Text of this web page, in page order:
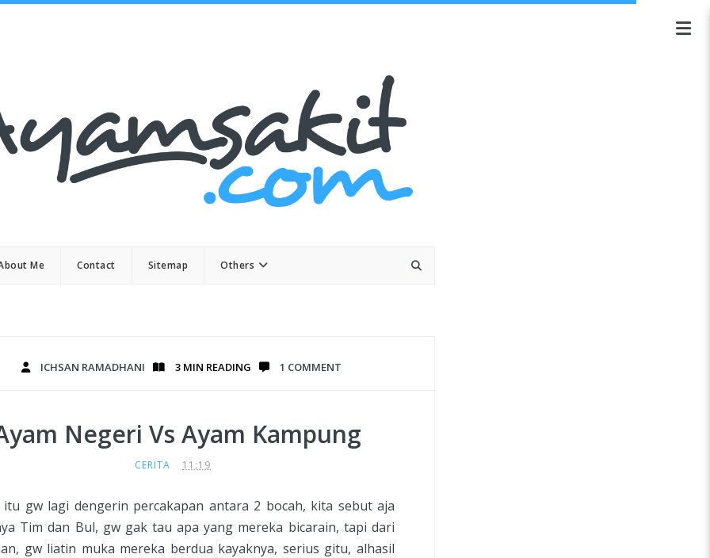
Me Contact Sitemap Others
Negeri Vs Ayam Kampung
CERITA 11:19
ICHSAN RAMADHANI 3 MIN READING 1 COMMENT
itu gw lagi dengerin percakapan antara 2 bocah, kita sebut aja
Tim dan Bul, gw gak tau apa yang mereka bicarain, tapi dari
gw liatin muka mereka berdua kayaknya, serius gitu, alhasil